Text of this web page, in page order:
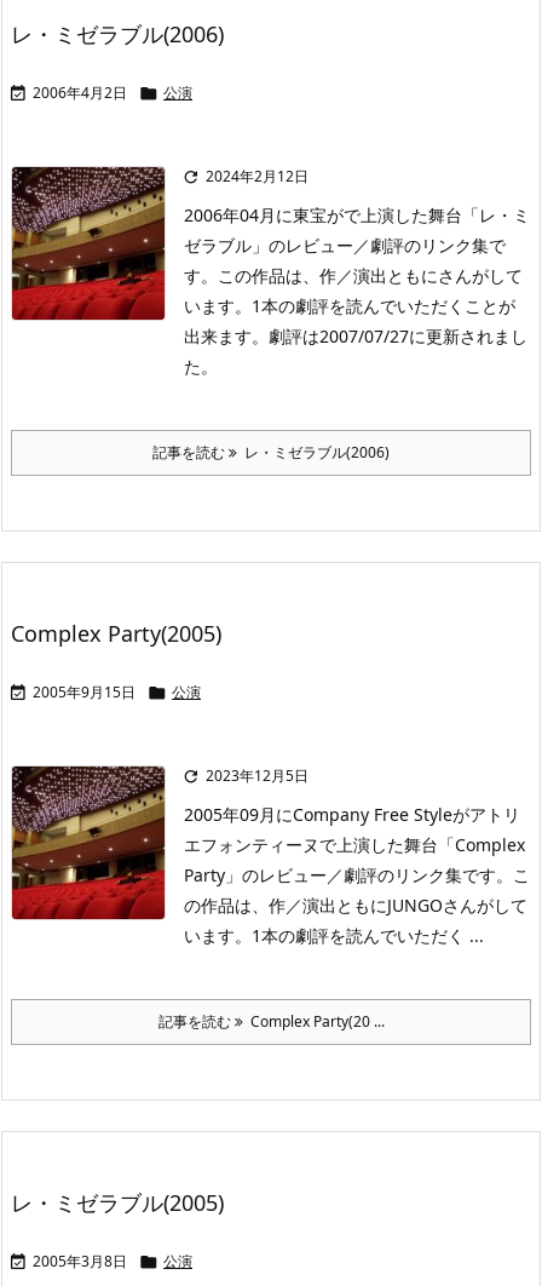
レ・ミゼラブル(2006)
 2006年4月2日  公演
 2024年2月12日
2006年04月に東宝がで上演した舞台「レ・ミ
ゼラブル」のレビュー／劇評のリンク集で
す。この作品は、作／演出ともにさんがして
います。1本の劇評を読んでいただくことが
出来ます。劇評は2007/07/27に更新されまし
た。
記事を読む レ・ミゼラブル(2006)
Complex Party(2005)
 2005年9月15日  公演
 2023年12月5日
2005年09月にCompany Free Styleがアトリ
エフォンティーヌで上演した舞台「Complex
Party」のレビュー／劇評のリンク集です。こ
の作品は、作／演出ともにJUNGOさんがして
います。1本の劇評を読んでいただく ...
記事を読む Complex Party(20 ...
レ・ミゼラブル(2005)
 2005年3月8日  公演